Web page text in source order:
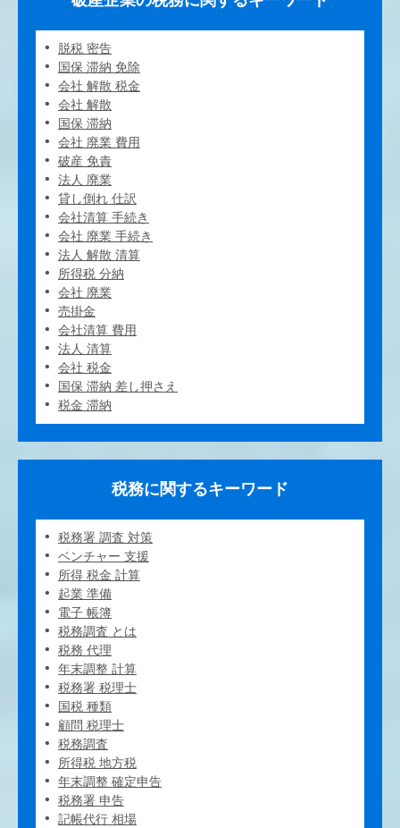
脱税 密告
国保 滞納 免除
会社 解散 税金
会社 解散
国保 滞納
会社 廃業 費用
破産 免責
法人 廃業
貸し倒れ 仕訳
会社清算 手続き
会社 廃業 手続き
法人 解散 清算
所得税 分納
会社 廃業
売掛金
会社清算 費用
法人 清算
会社 税金
国保 滞納 差し押さえ
税金 滞納
税務に関するキーワード
税務署 調査 対策
ベンチャー 支援
所得 税金 計算
起業 準備
電子 帳簿
税務調査 とは
税務 代理
年末調整 計算
税務署 税理士
国税 種類
顧問 税理士
税務調査
所得税 地方税
年末調整 確定申告
税務署 申告
記帳代行 相場